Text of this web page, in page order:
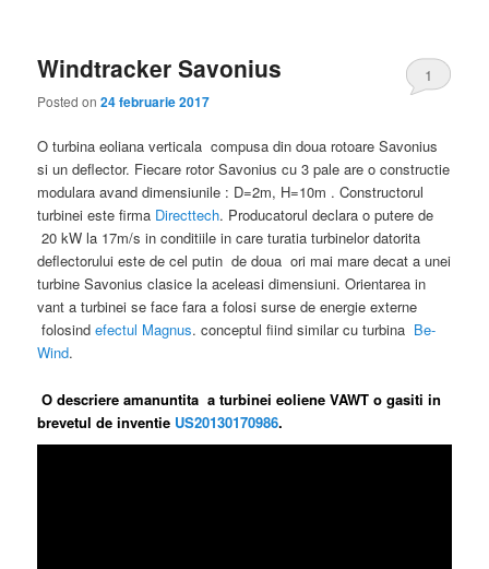
Windtracker Savonius
Posted on24 februarie 2017
1
O turbina eoliana verticala compusa din doua rotoare Savonius
si un deflector. Fiecare rotor Savonius cu 3 pale are o constructie
modulara avand dimensiunile : D=2m, H=10m . Constructorul
turbinei este firma Directtech. Producatorul declara o putere de
20 kW la 17m/s in conditiile in care turatia turbinelor datorita
deflectorului este de cel putin de doua ori mai mare decat a unei
turbine Savonius clasice la aceleasi dimensiuni. Orientarea in
vant a turbinei se face fara a folosi surse de energie externe
folosindefectul Magnus. conceptul fiind similar cu turbina Be-
Wind.
O descriere amanuntita a turbinei eoliene VAWT o gasiti in
brevetul de inventie US20130170986.